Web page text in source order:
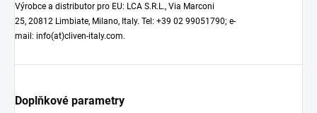
Výrobce a distributor pro EU: LCA S.R.L., Via Marconi
25, 20812 Limbiate, Milano, Italy. Tel: +39 02 99051790; e-
mail: info(at)cliven-italy.com.
Doplňkové parametry